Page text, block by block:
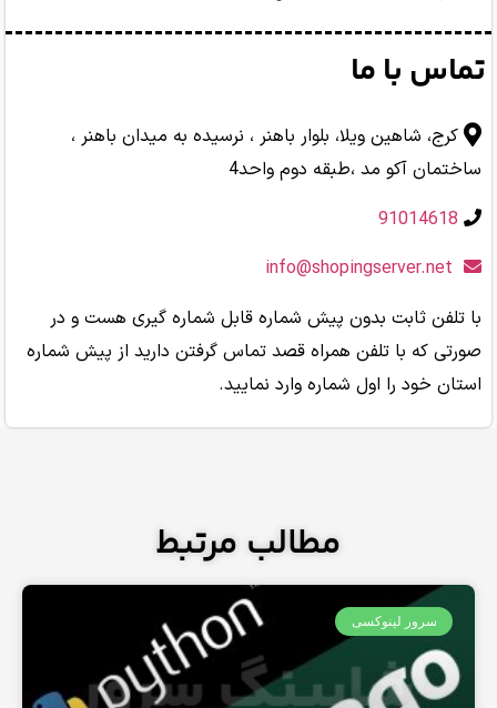
ما
ویلا، بلوار باهنر ، نرسیده به میدان باهنر ،
آکو مد ،طبقه دوم واحد4
ثابت بدون پیش شماره قابل شماره گیری هست و در
با تلفن همراه قصد تماس گرفتن دارید از پیش شماره
را اول شماره وارد نمایید.
مطالب مرتبط
لینوکسی